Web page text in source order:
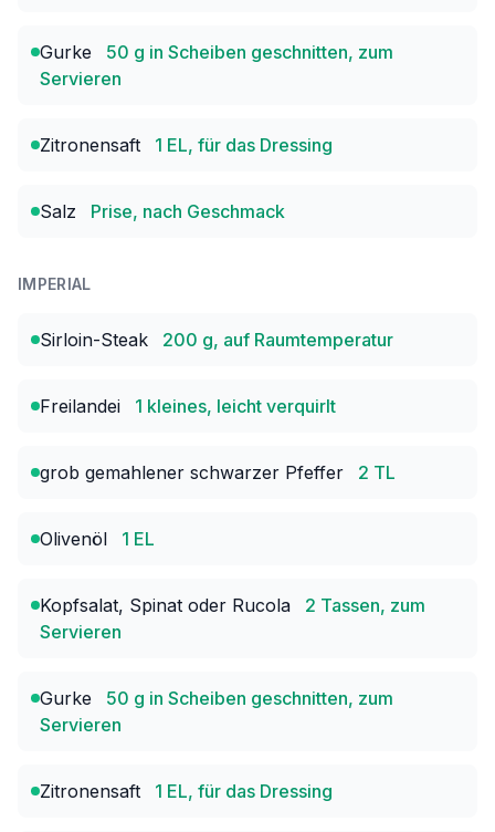
Gurke
50 g in Scheiben geschnitten, zum
Servieren
Zitronensaft 1 EL, für das Dressing
Salz Prise, nach Geschmack
IMPERIAL
Sirloin-Steak 200 g, auf Raumtemperatur
Freilandei 1 kleines, leicht verquirlt
grob gemahlener schwarzer Pfeffer 2 TL
Olivenöl 1 EL
Kopfsalat, Spinat oder Rucola
2 Tassen, zum
Servieren
Gurke
50 g in Scheiben geschnitten, zum
Servieren
Zitronensaft 1 EL, für das Dressing